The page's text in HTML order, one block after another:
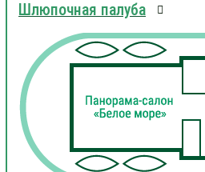
Шлюпочная палуба